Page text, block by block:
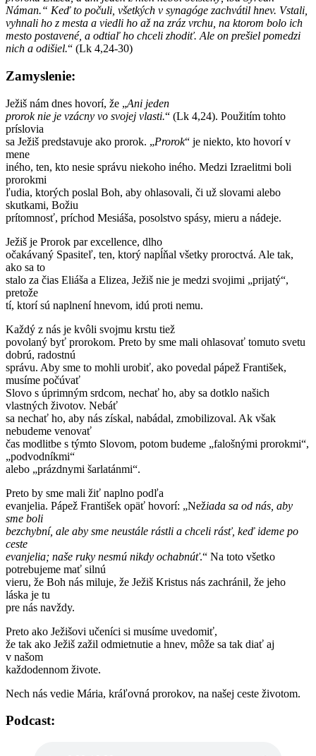
Náman.“ Keď to počuli, všetkých v synagóge zachvátil hnev. Vstali,
vyhnali ho z mesta a viedli ho až na zráz vrchu, na ktorom bolo ich
mesto postavené, a odtiaľ ho chceli zhodiť. Ale on prešiel pomedzi
nich a odišiel.“ (Lk 4,24-30)
Zamyslenie:
Ježiš nám dnes hovorí, že „Ani jeden
prorok nie je vzácny vo svojej vlasti.“ (Lk 4,24). Použitím tohto
príslovia
sa Ježiš predstavuje ako prorok. „Prorok“ je niekto, kto hovorí v
mene
iného, ​​ten, kto nesie správu niekoho iného. Medzi Izraelitmi boli
prorokmi
ľudia, ktorých poslal Boh, aby ohlasovali, či už slovami alebo
skutkami, Božiu
prítomnosť, príchod Mesiáša, posolstvo spásy, mieru a nádeje.
Ježiš je Prorok par excellence, dlho
očakávaný Spasiteľ, ten, ktorý napĺňal všetky proroctvá. Ale tak,
ako sa to
stalo za čias Eliáša a Elizea, Ježiš nie je medzi svojimi „prijatý“,
pretože
tí, ktorí sú naplnení hnevom, idú proti nemu.
Každý z nás je kvôli svojmu krstu tiež
povolaný byť prorokom. Preto by sme mali ohlasovať tomuto svetu
dobrú, radostnú
správu. Aby sme to mohli urobiť, ako povedal pápež František,
musíme počúvať
Slovo s úprimným srdcom, nechať ho, aby sa dotklo našich
vlastných životov. Nebáť
sa nechať ho, aby nás získal, nabádal, zmobilizoval. Ak však
nebudeme venovať
čas modlitbe s týmto Slovom, potom budeme „falošnými prorokmi“,
„podvodníkmi“
alebo „prázdnymi šarlatánmi“.
Preto by sme mali žiť naplno podľa
evanjelia. Pápež František opäť hovorí: „Nežiada sa od nás, aby
sme boli
bezchybní, ale aby sme neustále rástli a chceli rásť, keď ideme po
ceste
evanjelia; naše ruky nesmú nikdy ochabnúť.“ Na toto všetko
potrebujeme mať silnú
vieru, že Boh nás miluje, že Ježiš Kristus nás zachránil, že jeho
láska je tu
pre nás navždy.
Preto ako Ježišovi učeníci si musíme uvedomiť,
že tak ako Ježiš zažil odmietnutie a hnev, môže sa tak diať aj
v našom
každodennom živote.
Nech nás vedie Mária, kráľovná prorokov, na našej ceste životom.
Podcast: